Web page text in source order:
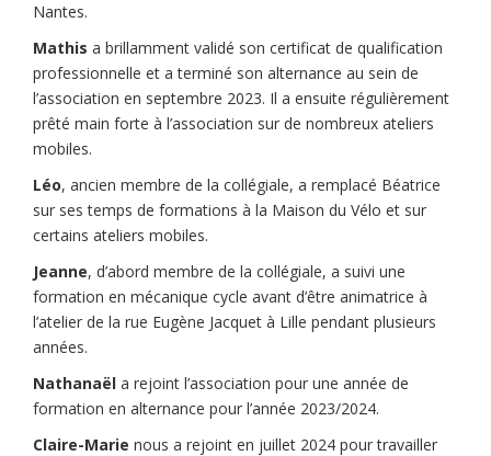
Nantes.
Mathis a brillamment validé son certificat de qualification
professionnelle et a terminé son alternance au sein de
l’association en septembre 2023. Il a ensuite régulièrement
prêté main forte à l’association sur de nombreux ateliers
mobiles.
Léo, ancien membre de la collégiale, a remplacé Béatrice
sur ses temps de formations à la Maison du Vélo et sur
certains ateliers mobiles.
Jeanne, d’abord membre de la collégiale, a suivi une
formation en mécanique cycle avant d’être animatrice à
l’atelier de la rue Eugène Jacquet à Lille pendant plusieurs
années.
Nathanaël a rejoint l’association pour une année de
formation en alternance pour l’année 2023/2024.
Claire-Marie nous a rejoint en juillet 2024 pour travailler